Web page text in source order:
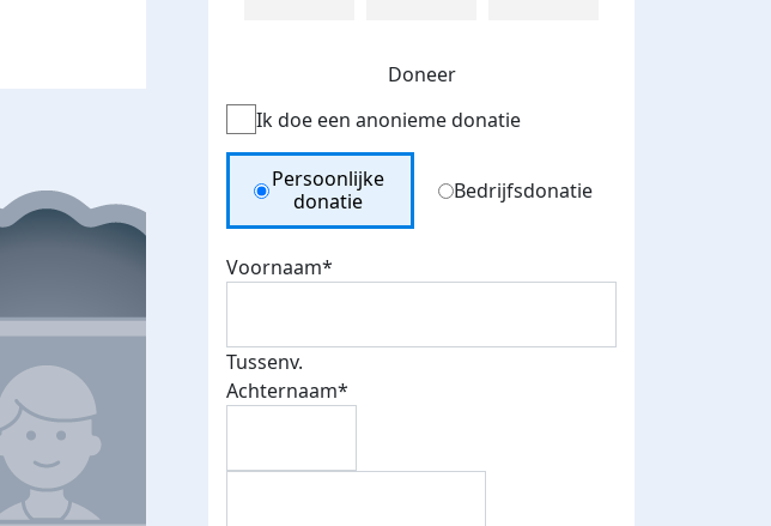
Doneer
Ik doe een anonieme donatie
Donation Type
Persoonlijke
donatie
Bedrijfsdonatie
Voornaam*
Tussenv.
Achternaam*